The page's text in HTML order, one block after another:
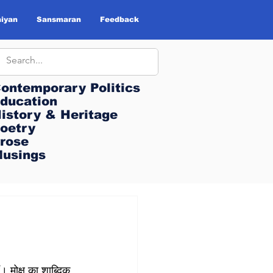
Sansmaran Feedback
Politics
& Heritage
मोक्ष का ​शाब्दिक
Politics
& Heritage